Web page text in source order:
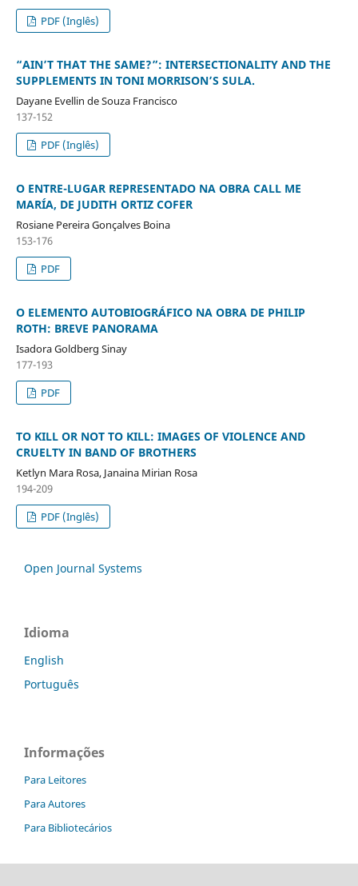
PDF (Inglês)
“AIN’T THAT THE SAME?”: INTERSECTIONALITY AND THE
SUPPLEMENTS IN TONI MORRISON’S SULA.
Dayane Evellin de Souza Francisco
137-152
PDF (Inglês)
O ENTRE-LUGAR REPRESENTADO NA OBRA CALL ME
MARÍA, DE JUDITH ORTIZ COFER
Rosiane Pereira Gonçalves Boina
153-176
PDF
O ELEMENTO AUTOBIOGRÁFICO NA OBRA DE PHILIP
ROTH: BREVE PANORAMA
Isadora Goldberg Sinay
177-193
PDF
TO KILL OR NOT TO KILL: IMAGES OF VIOLENCE AND
CRUELTY IN BAND OF BROTHERS
Ketlyn Mara Rosa, Janaina Mirian Rosa
194-209
PDF (Inglês)
Open Journal Systems
Idioma
English
Português
Informações
Para Leitores
Para Autores
Para Bibliotecários